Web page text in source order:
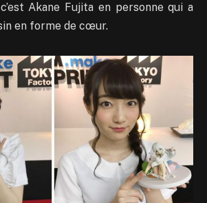
Akane Fujita en personne qui a
en forme de cœur.